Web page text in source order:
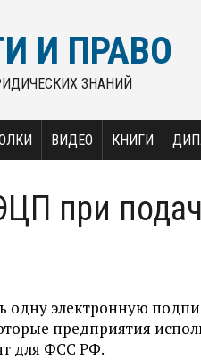
И ПРАВО
ЗНАНИЙ
ВИДЕО КНИГИ
при
одну электронную
предприятия
для ФСС РФ.